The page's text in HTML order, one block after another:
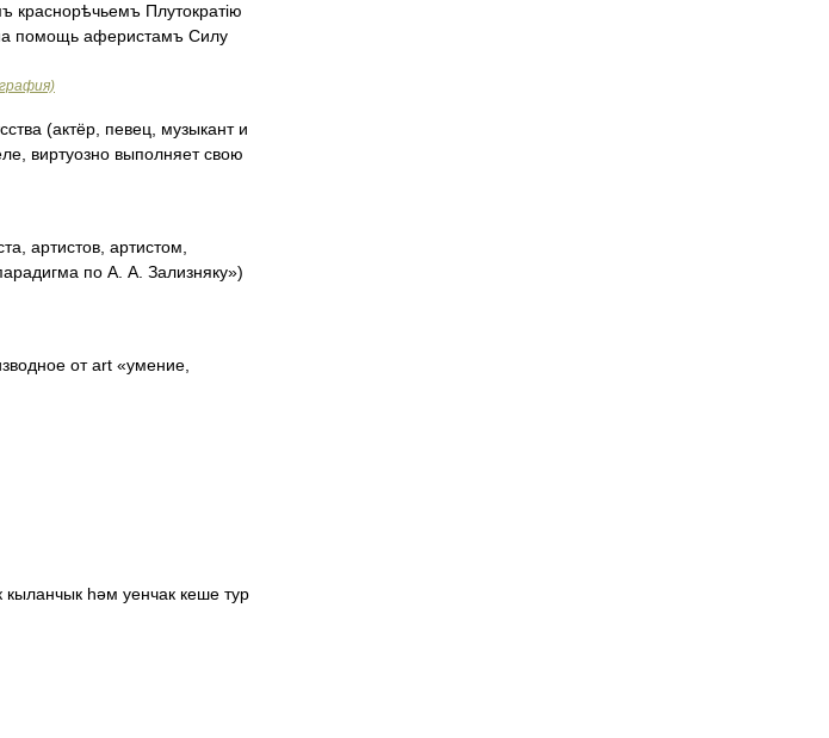
краснорѣчьемъ Плутократію
помощь аферистамъ Силу
(актёр, певец, музыкант и
виртуозно выполняет свою
артистов, артистом,
по А. А. Зализняку»)
от art «умение,
һәм уенчак кеше тур